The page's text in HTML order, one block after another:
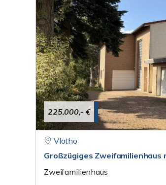
225.000,- €
Vlotho
Großzügiges
Zweifamilienhaus